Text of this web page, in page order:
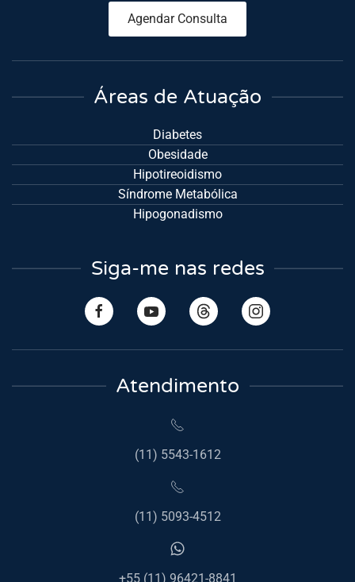
Agendar Consulta
Áreas de Atuação
Diabetes
Obesidade
Hipotireoidismo
Síndrome Metabólica
Hipogonadismo
Siga-me nas redes
Atendimento
(11) 5543-1612
(11) 5093-4512
+55 (11) 96421-8841